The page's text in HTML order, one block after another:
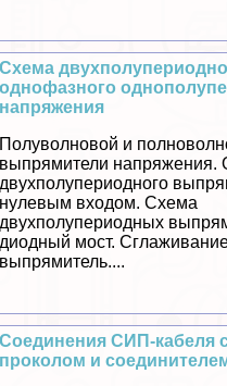
Схема
однофазного
напряжения
Полуволновой и
выпрямители напряжения.
двухполупериодного
нулевым входом. Схема
двухполупериодных
диодный мост.
выпрямитель....
Соединения СИП-кабеля
проколом и